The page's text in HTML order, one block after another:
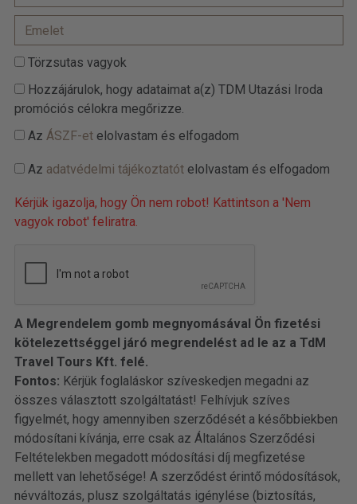
Törzsutas vagyok
Hozzájárulok, hogy adataimat a(z) TDM Utazási Iroda
promóciós célokra megőrizze.
Az ÁSZF-etelolvastam és elfogadom
Az adatvédelmi tájékoztatótelolvastam és elfogadom
Kérjük igazolja, hogy Ön nem robot! Kattintson a 'Nem
vagyok robot' feliratra.
A Megrendelem gomb megnyomásával Ön fizetési
kötelezettséggel járó megrendelést ad le az a TdM
Travel Tours Kft. felé.
Fontos: Kérjük foglaláskor szíveskedjen megadni az
összes választott szolgáltatást! Felhívjuk szíves
figyelmét, hogy amennyiben szerződését a későbbiekben
módosítani kívánja, erre csak az Általános Szerződési
Feltételekben megadott módosítási díj megfizetése
mellett van lehetősége! A szerződést érintő módosítások,
névváltozás, plusz szolgáltatás igénylése (biztosítás,